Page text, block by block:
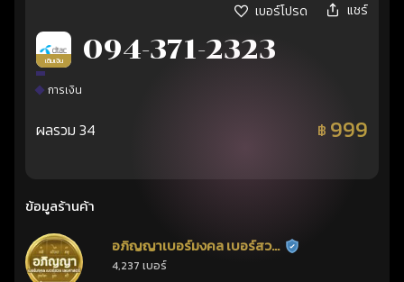
เบอร์โปรด แชร์
เติมเงิน 094-371-2323
การเงิน
ผลรวม 34 ฿ 999
ข้อมูลร้านค้า
อภิญญาเบอร์มงคล เบอร์สวย
เลขศาสตร์
ร้านยืนยันแล้ว
4,237 เบอร์